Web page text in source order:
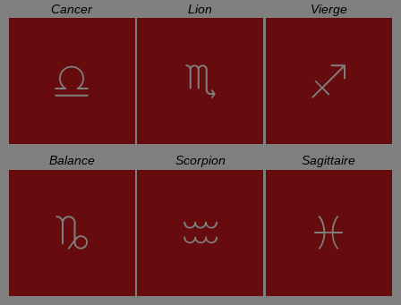
Cancer Lion Vierge
Balance Scorpion Sagittaire